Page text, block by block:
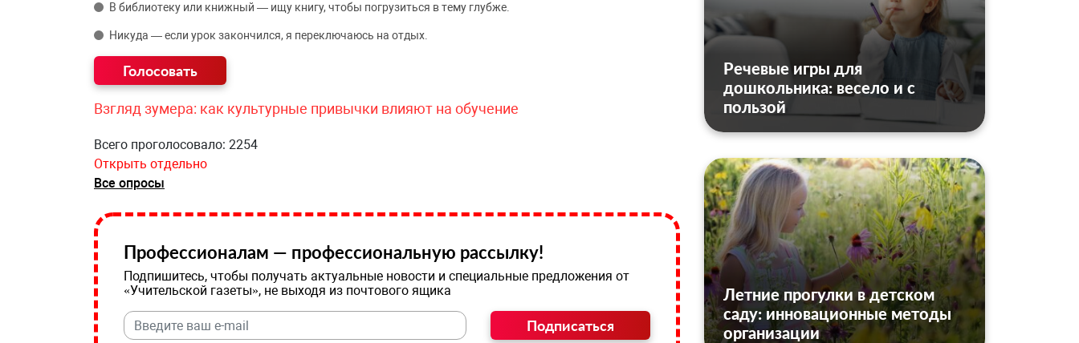
В библиотеку или книжный — ищу книгу, чтобы погрузиться в тему глубже.
Никуда — если урок закончился, я переключаюсь на отдых.
Взгляд зумера: как культурные привычки влияют на обучение
Всего проголосовало: 2254
Открыть отдельно
Все опросы
Профессионалам — профессиональную рассылку!
Подпишитесь, чтобы получать актуальные новости и специальные предложения от
«Учительской газеты», не выходя из почтового ящика
Подписаться
Речевые игры для
дошкольника: весело и с
пользой
Летние прогулки в детском
саду: инновационные методы
организации